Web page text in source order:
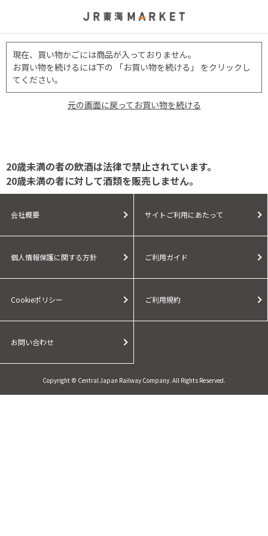
現在、買い物かごには商品が入っておりません。
お買い物を続けるには下の 「お買い物を続ける」 をクリックし
てください。
元の画面に戻ってお買い物を続ける
20歳未満の者の飲酒は法律で禁止されています。
20歳未満の者に対して酒類を販売しません。
会社概要 サイトご利用にあたって
個人情報保護に関する方針 ご利用ガイド
Cookieポリシー ご利用規約
お問い合わせ
Copyright © Central Japan Railway Company. All Rights Reserved.